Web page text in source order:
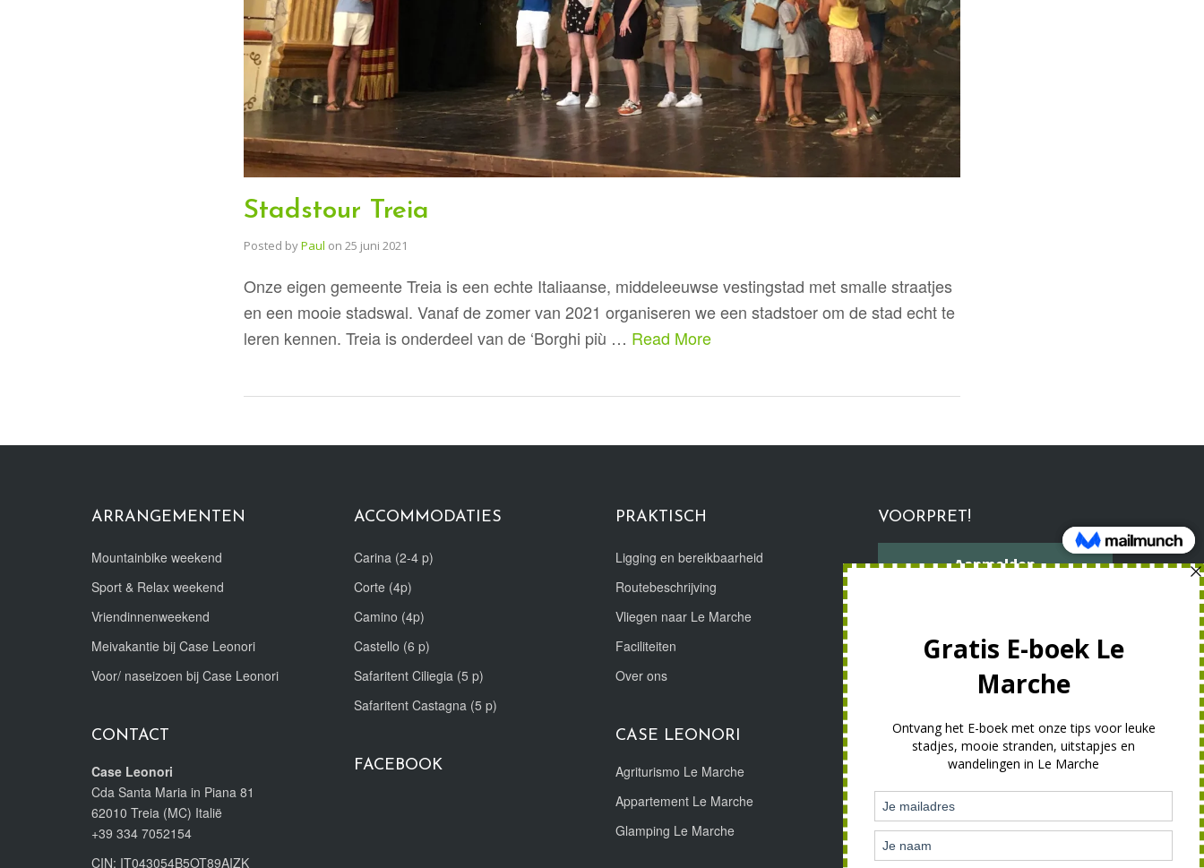
Stadstour Treia
Posted byPaul on 25 juni 2021
Onze eigen gemeente Treia is een echte Italiaanse, middeleeuwse vestingstad met smalle straatjes
en een mooie stadswal. Vanaf de zomer van 2021 organiseren we een stadstoer om de stad echt te
leren kennen. Treia is onderdeel van de ‘Borghi più … Read More
ARRANGEMENTEN
Mountainbike weekend
Sport & Relax weekend
Vriendinnenweekend
Meivakantie bij Case Leonori
Voor/ naseizoen bij Case Leonori
CONTACT
Case Leonori
Cda Santa Maria in Piana 81
62010 Treia (MC) Italië
+39 334 7052154
CIN: IT043054B5OT89AIZK
ACCOMMODATIES
Carina (2-4 p)
Corte (4p)
Camino (4p)
Castello (6 p)
Safaritent Ciliegia (5 p)
Safaritent Castagna (5 p)
FACEBOOK
PRAKTISCH
Ligging en bereikbaarheid
Routebeschrijving
Vliegen naar Le Marche
Faciliteiten
Over ons
CASE LEONORI
Agriturismo Le Marche
Appartement Le Marche
Glamping Le Marche
VOORPRET!
Aanmelden
PARTNERS
Vakantiewoning Le Marche